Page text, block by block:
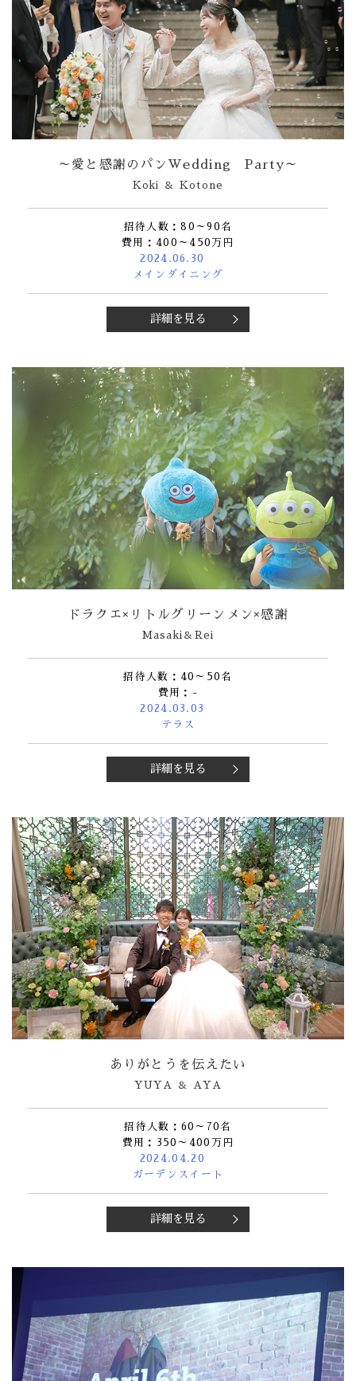
～愛と感謝のパンWedding Party～
Koki ＆ Kotone
招待人数：80～90名
費用：400～450万円
2024.06.30
メインダイニング
詳細を見る
ドラクエ×リトルグリーンメン×感謝
Masaki＆Rei
招待人数：40～50名
費用：-
2024.03.03
テラス
詳細を見る
ありがとうを伝えたい
YUYA ＆ AYA
招待人数：60～70名
費用：350～400万円
2024.04.20
ガーデンスイート
詳細を見る